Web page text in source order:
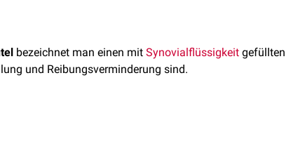
bezeichnet man einen mit Synovialflüssigkeit gefüllten
und Reibungsverminderung sind.